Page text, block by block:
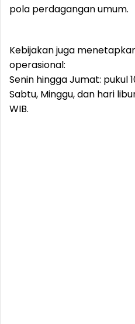
pola perdagangan umum.
Kebijakan juga
operasional:
Senin hingga Jumat: pukul
Sabtu, Minggu, dan hari
WIB.